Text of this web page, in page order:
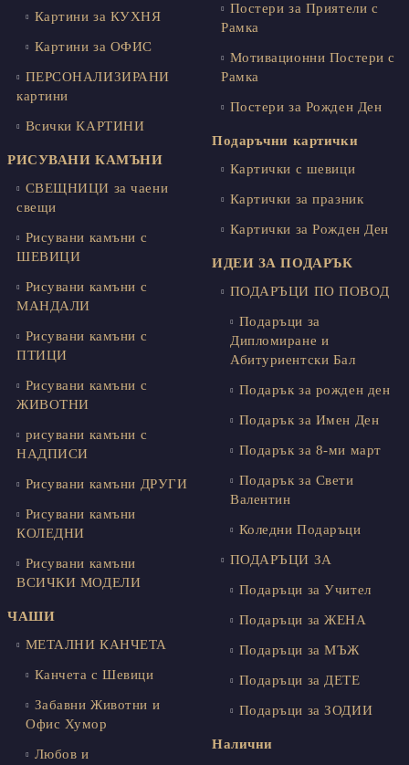
Картини за КУХНЯ
Картини за ОФИС
ПЕРСОНАЛИЗИРАНИ
картини
Всички КАРТИНИ
РИСУВАНИ КАМЪНИ
СВЕЩНИЦИ за чаени
свещи
Рисувани камъни с
ШЕВИЦИ
Рисувани камъни с
МАНДАЛИ
Рисувани камъни с
ПТИЦИ
Рисувани камъни с
ЖИВОТНИ
рисувани камъни с
НАДПИСИ
Рисувани камъни ДРУГИ
Рисувани камъни
КОЛЕДНИ
Рисувани камъни
ВСИЧКИ МОДЕЛИ
ЧАШИ
МЕТАЛНИ КАНЧЕТА
Канчета с Шевици
Забавни Животни и
Офис Хумор
Любов и
Постери за Приятели с
Рамка
Мотивационни Постери с
Рамка
Постери за Рожден Ден
Подаръчни картички
Картички с шевици
Картички за празник
Картички за Рожден Ден
ИДЕИ ЗА ПОДАРЪК
ПОДАРЪЦИ ПО ПОВОД
Подаръци за
Дипломиране и
Абитуриентски Бал
Подарък за рожден ден
Подарък за Имен Ден
Подарък за 8-ми март
Подарък за Свети
Валентин
Коледни Подаръци
ПОДАРЪЦИ ЗА
Подаръци за Учител
Подаръци за ЖЕНА
Подаръци за МЪЖ
Подаръци за ДЕТЕ
Подаръци за ЗОДИИ
Налични